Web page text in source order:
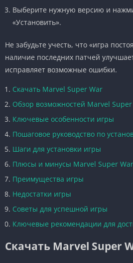
Выберите нужную версию и
«Установить».
Не забудьте учесть, что «игра
наличие последних патчей
исправляет возможные ошибки.
Скачать Marvel Super War
Обзор возможностей Marvel
Ключевые особенности игры
Пошаговое руководство по
Шаги для установки игры
Плюсы и минусы Marvel Super War
Преимущества игры
Недостатки игры
Советы для успешной игры
Ключевые рекомендации для
Скачать Marvel Super